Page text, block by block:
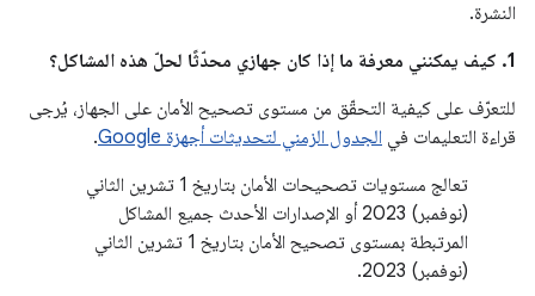
النشرة.
1. كيف يمكنني معرفة ما إذا كان جهازي محدّثًا لحلّ هذه المشاكل؟
للتعرّف على كيفية التحقّق من مستوى تصحيح الأمان على الجهاز، يُرجى
قراءة التعليمات في الجدول الزمني لتحديثات أجهزة Google
.
تعالج مستويات تصحيحات الأمان بتاريخ 1 تشرين الثاني
(نوفمبر) 2023 أو الإصدارات الأحدث جميع المشاكل
المرتبطة بمستوى تصحيح الأمان بتاريخ 1 تشرين الثاني
(نوفمبر) 2023.